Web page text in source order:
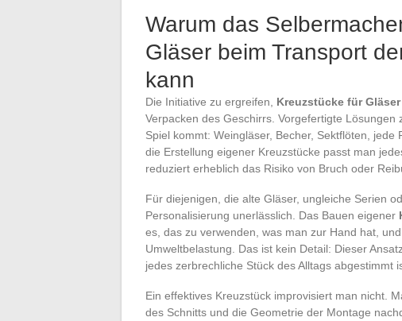
Warum das
Gläser beim Transport
kann
Die Initiative zu ergreifen, Kreuzstücke für Gläser
Verpacken des Geschirrs. Vorgefertigte
Spiel kommt: Weingläser, Becher, Sektflöten,
die Erstellung eigener Kreuzstücke passt man
reduziert erheblich das Risiko von Bruch oder
Für diejenigen, die alte Gläser, ungleiche Serien
Personalisierung unerlässlich. Das Bauen eigener
es, das zu verwenden, was man zur Hand hat,
Umweltbelastung. Das ist kein Detail: Dieser
jedes zerbrechliche Stück des Alltags abgestimmt
Ein effektives Kreuzstück improvisiert man nicht.
des Schnitts und die Geometrie der Montage